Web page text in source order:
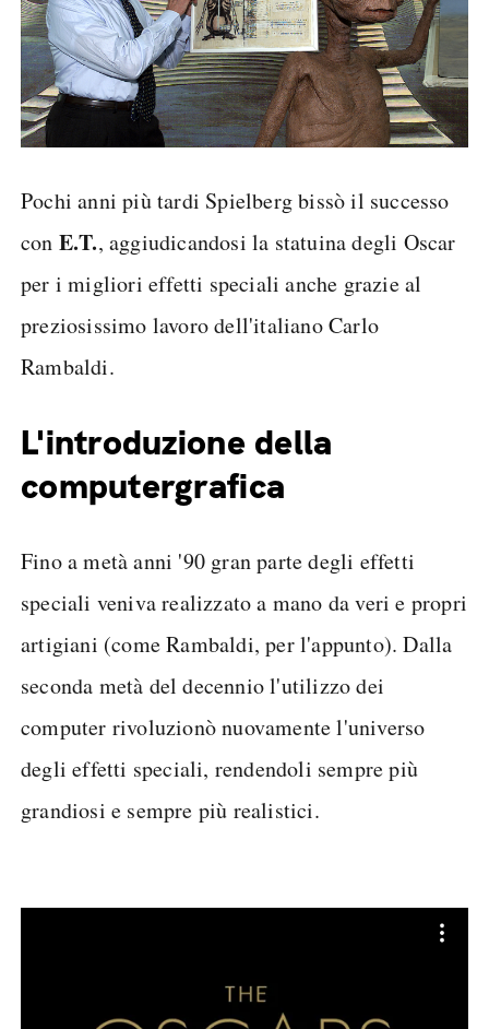
Pochi anni più tardi Spielberg bissò il successo
con E.T., aggiudicandosi la statuina degli Oscar
per i migliori effetti speciali anche grazie al
preziosissimo lavoro dell'italiano Carlo
Rambaldi.
L'introduzione della
computergrafica
Fino a metà anni '90 gran parte degli effetti
speciali veniva realizzato a mano da veri e propri
artigiani (come Rambaldi, per l'appunto). Dalla
seconda metà del decennio l'utilizzo dei
computer rivoluzionò nuovamente l'universo
degli effetti speciali, rendendoli sempre più
grandiosi e sempre più realistici.